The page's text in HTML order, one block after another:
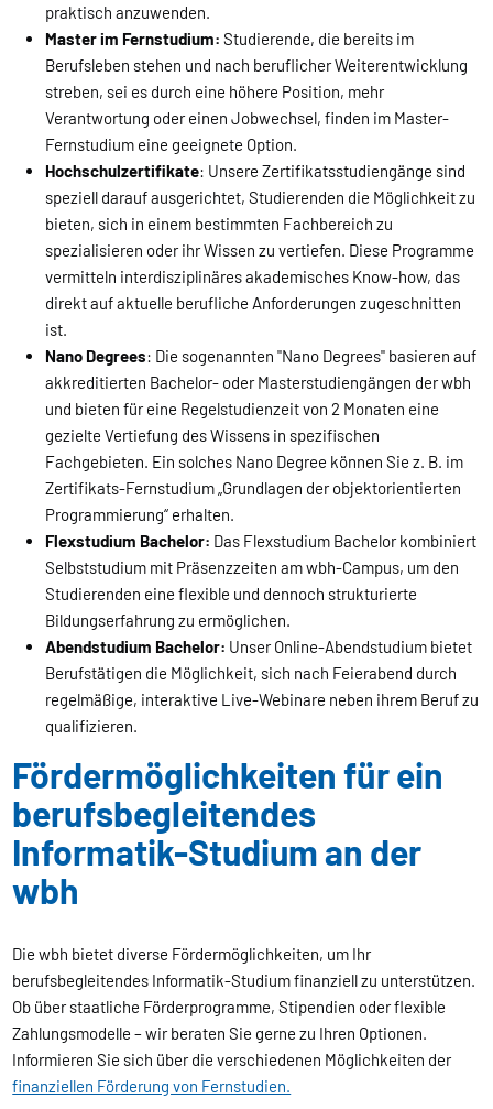
praktisch anzuwenden.
Master im Fernstudium: Studierende, die bereits im
Berufsleben stehen und nach beruflicher Weiterentwicklung
streben, sei es durch eine höhere Position, mehr
Verantwortung oder einen Jobwechsel, finden im Master-
Fernstudium eine geeignete Option.
Hochschulzertifikate: Unsere Zertifikatsstudiengänge sind
speziell darauf ausgerichtet, Studierenden die Möglichkeit zu
bieten, sich in einem bestimmten Fachbereich zu
spezialisieren oder ihr Wissen zu vertiefen. Diese Programme
vermitteln interdisziplinäres akademisches Know-how, das
direkt auf aktuelle berufliche Anforderungen zugeschnitten
ist.
Nano Degrees: Die sogenannten "Nano Degrees" basieren auf
akkreditierten Bachelor- oder Masterstudiengängen der wbh
und bieten für eine Regelstudienzeit von 2 Monaten eine
gezielte Vertiefung des Wissens in spezifischen
Fachgebieten. Ein solches Nano Degree können Sie z. B. im
Zertifikats-Fernstudium „Grundlagen der objektorientierten
Programmierung“ erhalten.
Flexstudium Bachelor: Das Flexstudium Bachelor kombiniert
Selbststudium mit Präsenzzeiten am wbh-Campus, um den
Studierenden eine flexible und dennoch strukturierte
Bildungserfahrung zu ermöglichen.
Abendstudium Bachelor: Unser Online-Abendstudium bietet
Berufstätigen die Möglichkeit, sich nach Feierabend durch
regelmäßige, interaktive Live-Webinare neben ihrem Beruf zu
qualifizieren.
Fördermöglichkeiten für ein
berufsbegleitendes
Informatik-Studium an der
wbh
Die wbh bietet diverse Fördermöglichkeiten, um Ihr
berufsbegleitendes Informatik-Studium finanziell zu unterstützen.
Ob über staatliche Förderprogramme, Stipendien oder flexible
Zahlungsmodelle – wir beraten Sie gerne zu Ihren Optionen.
Informieren Sie sich über die verschiedenen Möglichkeiten der
finanziellen Förderung von Fernstudien.